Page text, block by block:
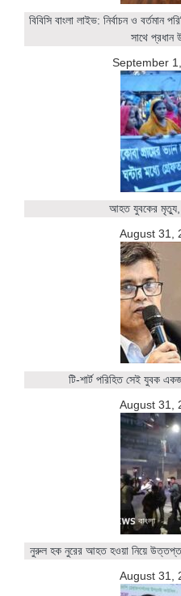
বিবিসি বাংলা লাইভ: নির্বাচন ও বর্তমান
সাথে প্রধান
September
আহত যুবকের মৃত্যু,
August 31,
টি-শার্ট পরিহিত সেই যুবক
August 31,
নুরুল হক নুরের আহত হওয়া নিয়ে উত্তপ্ত
August 31,